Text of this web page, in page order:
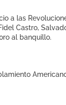
a las
Castro,
al banquillo.